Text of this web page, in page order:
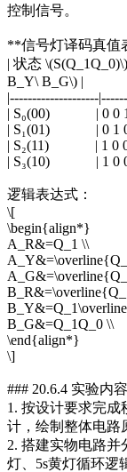
控制信号。
**信号灯译码真值
| 状态
B_Y\ B_G\) |
|--------------------
| S₀(00)
| S₁(01)
| S₂(11)
| S₃(10)
逻辑表达式：
\[
\begin{align*}
A_R&=Q_1 \\
B_G&=Q_1Q_0 \\
\end{align*}
\]
### 20.6.4 实验内
1. 按设计要求完
计，绘制整体电路
2. 搭建实物电路并
灯、5s黄灯循环逻